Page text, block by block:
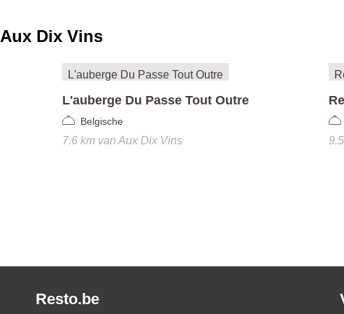
Aux Dix Vins
L'auberge Du Passe Tout Outre
Belgische
7.6 kmvan Aux Dix Vins
Resto.be